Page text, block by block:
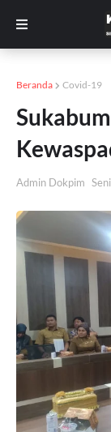
Beranda Covid-19
Admin Dokpim